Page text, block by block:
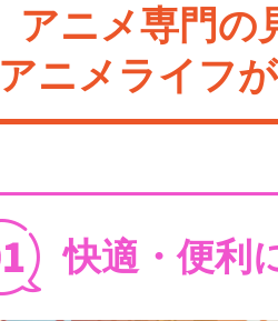
アニメ専門の
アニメライフ
快適・便利